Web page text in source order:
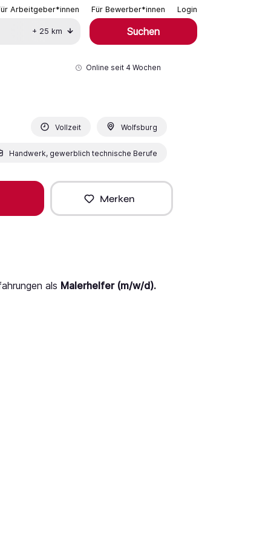
Arbeitgeber*innen Für Bewerber*innen Login
+ 25 km Suchen
Online seit 4 Wochen
Vollzeit Wolfsburg
Handwerk, gewerblich technische Berufe
Merken
als Malerhelfer (m/w/d).